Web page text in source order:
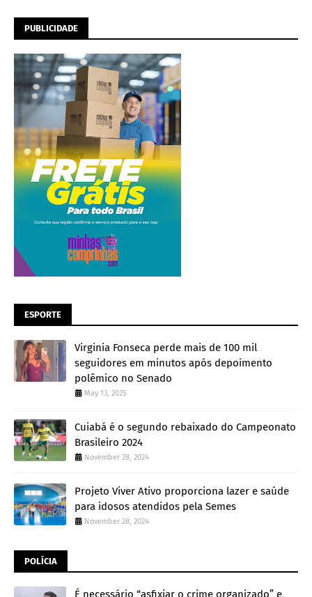
PUBLICIDADE
ESPORTE
Virginia Fonseca perde mais de 100 mil
seguidores em minutos após depoimento
polêmico no Senado
May 13, 2025
Cuiabá é o segundo rebaixado do Campeonato
Brasileiro 2024
November 28, 2024
Projeto Viver Ativo proporciona lazer e saúde
para idosos atendidos pela Semes
November 28, 2024
POLÍCIA
É necessário “asfixiar o crime organizado” e